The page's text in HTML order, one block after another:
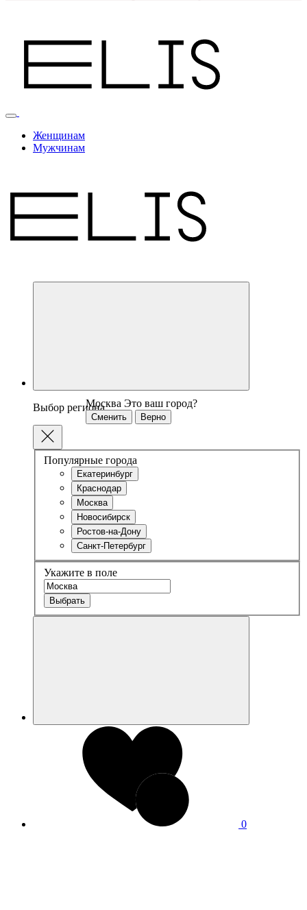
Женщинам
Мужчинам
Выбор региона
Популярные города
Екатеринбург
Краснодар
Москва
Новосибирск
Ростов-на-Дону
Санкт-Петербург
Укажите в поле
Выбрать
Москва Это ваш город?
Сменить Верно
0